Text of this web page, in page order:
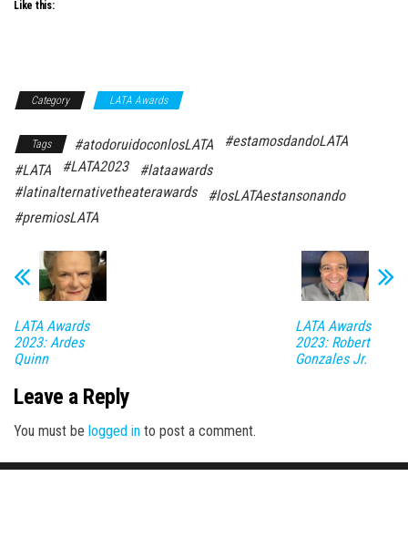
Like this:
Category LATA Awards
Tags #atodoruidoconlosLATA
#estamosdandoLATA
#LATA
#LATA2023
#lataawards
#latinalternativetheaterawards
#losLATAestansonando
#premiosLATA
LATA Awards
2023: Ardes
Quinn
LATA Awards
2023: Robert
Gonzales Jr.
Leave a Reply
You must be logged in to post a comment.